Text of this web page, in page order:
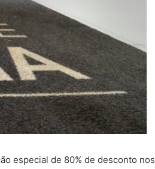
especial de 80% de desconto nos